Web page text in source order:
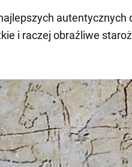
autentycznych
i raczej obraźliwe